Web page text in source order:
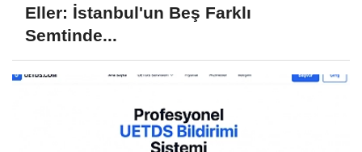
Eller: İstanbul'un Beş Farklı
Semtinde...